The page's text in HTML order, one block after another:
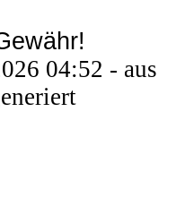
04:52 - aus